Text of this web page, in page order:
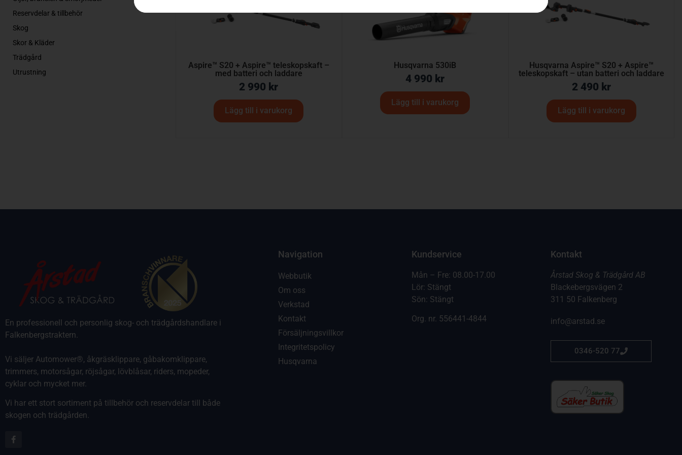
Reservdelar & tillbehör
Skog
Skor & Kläder
Trädgård
Utrustning
Aspire™ S20 + Aspire™ teleskopskaft –
med batteri och laddare
2 990 kr
Lägg till i varukorg
Husqvarna 530iB
4 990 kr
Lägg till i varukorg
Husqvarna Aspire™ S20 + Aspire™
teleskopskaft – utan batteri och laddare
2 490 kr
Lägg till i varukorg
En professionell och personlig skog- och trädgårdshandlare i
Falkenbergstraktern.
Vi säljer Automower®, åkgräsklippare, gåbakomklippare,
trimmers, motorsågar, röjsågar, lövblåsar, riders, mopeder,
cyklar och mycket mer.
Vi har ett stort sortiment på tillbehör och reservdelar till både
skogen och trädgården.
Navigation
Webbutik
Om oss
Verkstad
Kontakt
Försäljningsvillkor
Integritetspolicy
Husqvarna
Kundservice
Mån – Fre: 08.00-17.00
Lör: Stängt
Sön: Stängt
Org. nr. 556441-4844
Kontakt
Årstad Skog & Trädgård AB
Blackebergsvägen 2
311 50 Falkenberg
info@arstad.se
0346-520 77